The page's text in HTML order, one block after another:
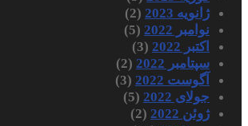
ژانویه 2023
(2)
نوامبر 2022
(5)
اکتبر 2022
(3)
سپتامبر 2022
(2)
آگوست 2022
(3)
جولای 2022
(5)
ژوئن 2022
(2)